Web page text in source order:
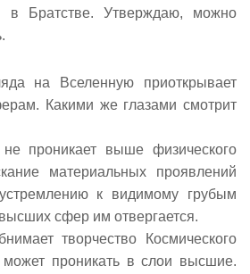
в Братстве. Утверждаю, можно
на Вселенную приоткрывает
Какими же глазами смотрит
проникает выше физического
материальных проявлений
к видимому грубым
сфер им отвергается.
творчество Космического
может проникать в слои высшие.